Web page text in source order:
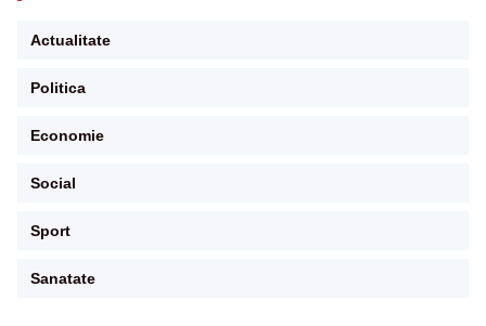
Actualitate
Politica
Economie
Social
Sport
Sanatate